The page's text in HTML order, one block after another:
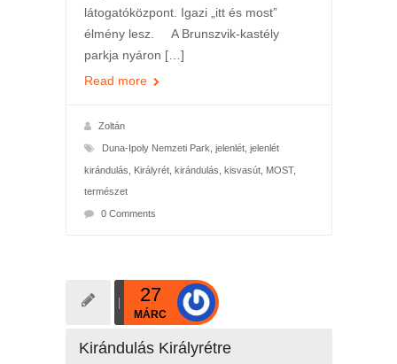
látogatóközpont. Igazi „itt és most”
élmény lesz. A Brunszvik-kastély
parkja nyáron […]
Read more
Zoltán
Duna-Ipoly Nemzeti Park jelenlét, jelenlét
kirándulás Királyrét, kirándulás kisvasút, MOST,
természet
0 Comments
27
MÁRC
Kirándulás Királyrétre